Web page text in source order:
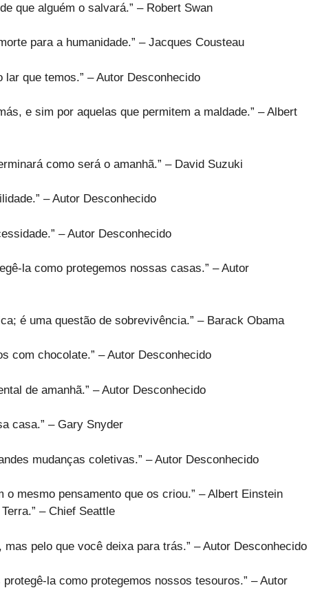
que alguém o salvará.” – Robert Swan
para a humanidade.” – Jacques Cousteau
que temos.” – Autor Desconhecido
e sim por aquelas que permitem a maldade.” – Albert
como será o amanhã.” – David Suzuki
– Autor Desconhecido
– Autor Desconhecido
la como protegemos nossas casas.” – Autor
é uma questão de sobrevivência.” – Barack Obama
com chocolate.” – Autor Desconhecido
de amanhã.” – Autor Desconhecido
casa.” – Gary Snyder
mudanças coletivas.” – Autor Desconhecido
mesmo pensamento que os criou.” – Albert Einstein
– Chief Seattle
pelo que você deixa para trás.” – Autor Desconhecido
la como protegemos nossos tesouros.” – Autor